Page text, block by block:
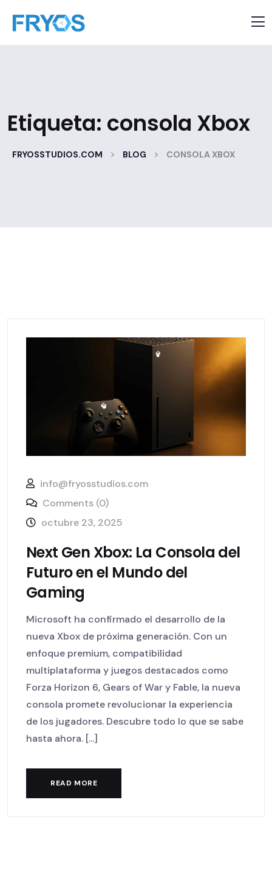
Etiqueta: consola Xbox
FRYOSSTUDIOS.COM > BLOG > CONSOLA XBOX
info@fryosstudios.com
Comments (0)
octubre 23, 2025
Next Gen Xbox: La Consola del
Futuro en el Mundo del
Gaming
Microsoft ha confirmado el desarrollo de la
nueva Xbox de próxima generación. Con un
enfoque premium, compatibilidad
multiplataforma y juegos destacados como
Forza Horizon 6, Gears of War y Fable, la nueva
consola promete revolucionar la experiencia
de los jugadores. Descubre todo lo que se sabe
hasta ahora. [...]
READ MORE